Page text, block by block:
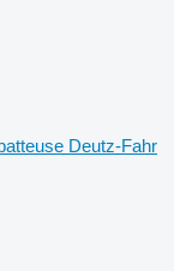
Deutz-Fahr